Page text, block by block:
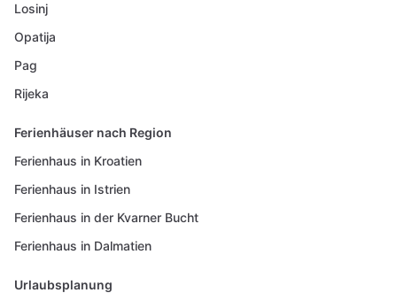
Losinj
Opatija
Pag
Rijeka
Ferienhäuser nach Region
Ferienhaus in Kroatien
Ferienhaus in Istrien
Ferienhaus in der Kvarner Bucht
Ferienhaus in Dalmatien
Urlaubsplanung